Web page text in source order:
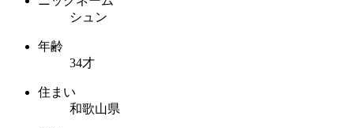
シュン
年齢
34才
住まい
和歌山県